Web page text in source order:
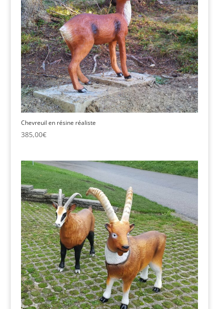
Chevreuil en résine réaliste
385,00€